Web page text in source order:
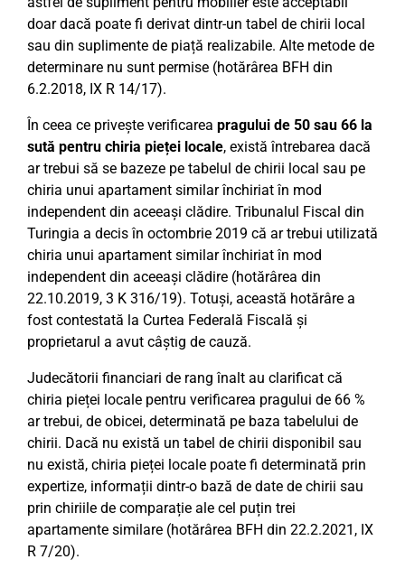
doar dacă poate fi derivat dintr-un tabel de chirii local
sau din suplimente de piață realizabile. Alte metode de
determinare nu sunt permise (hotărârea BFH din
6.2.2018, IX R 14/17).
În ceea ce privește verificarea pragului de 50 sau 66 la
sută pentru chiria pieței locale, există întrebarea dacă
ar trebui să se bazeze pe tabelul de chirii local sau pe
chiria unui apartament similar închiriat în mod
independent din aceeași clădire. Tribunalul Fiscal din
Turingia a decis în octombrie 2019 că ar trebui utilizată
chiria unui apartament similar închiriat în mod
independent din aceeași clădire (hotărârea din
22.10.2019, 3 K 316/19). Totuși, această hotărâre a
fost contestată la Curtea Federală Fiscală și
proprietarul a avut câștig de cauză.
Judecătorii financiari de rang înalt au clarificat că
chiria pieței locale pentru verificarea pragului de 66 %
ar trebui, de obicei, determinată pe baza tabelului de
chirii. Dacă nu există un tabel de chirii disponibil sau
nu există, chiria pieței locale poate fi determinată prin
expertize, informații dintr-o bază de date de chirii sau
prin chiriile de comparație ale cel puțin trei
apartamente similare (hotărârea BFH din 22.2.2021, IX
R 7/20).